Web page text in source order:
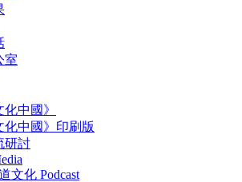
室
中國》
化中國》印刷版
研討
文化 Podcast